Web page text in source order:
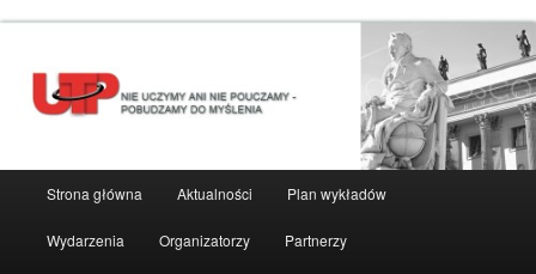
Strona główna Aktualności Plan wykładów
Wydarzenia Organizatorzy Partnerzy